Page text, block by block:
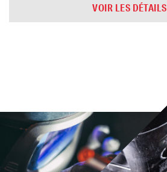
VOIR LES DÉTAILS